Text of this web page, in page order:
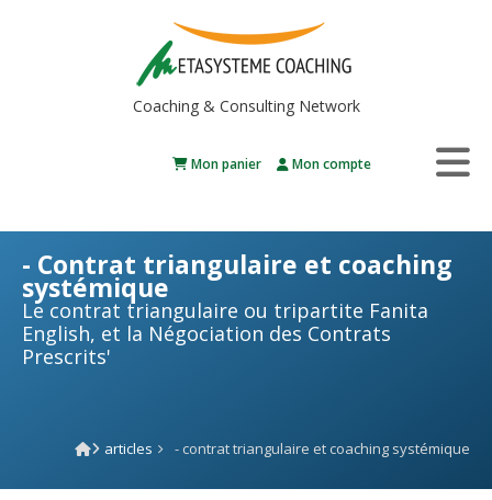
Coaching & Consulting Network
Mon panier Mon compte
- Contrat triangulaire et coaching
systémique
Le contrat triangulaire ou tripartite Fanita
English, et la Négociation des Contrats
Prescrits'
articles - contrat triangulaire et coaching systémique